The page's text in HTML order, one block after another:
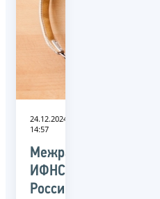
24.12.2024
14:57
Межрайонная
ИФНС
России